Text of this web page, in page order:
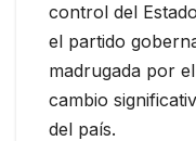
control del
el partido
madrugada por
cambio
del país.